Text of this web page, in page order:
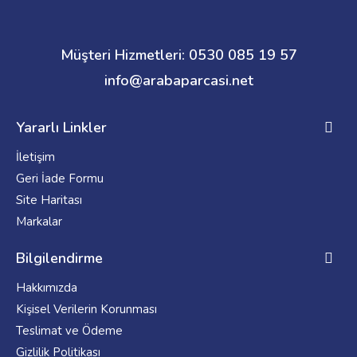
Müşteri Hizmetleri: 0530 085 19 57
info@arabaparcasi.net
Yararlı Linkler
İletişim
Geri İade Formu
Site Haritası
Markalar
Bilgilendirme
Hakkımızda
Kişisel Verilerin Korunması
Teslimat ve Ödeme
Gizlilik Politikası